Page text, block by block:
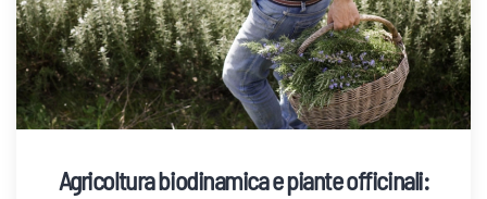
Agricoltura biodinamica e piante officinali: